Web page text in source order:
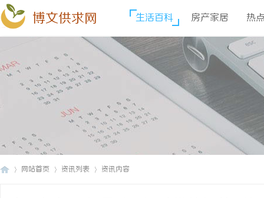
博文供求网 生活百科 房产家居 热
网站首页 资讯列表 资讯内容